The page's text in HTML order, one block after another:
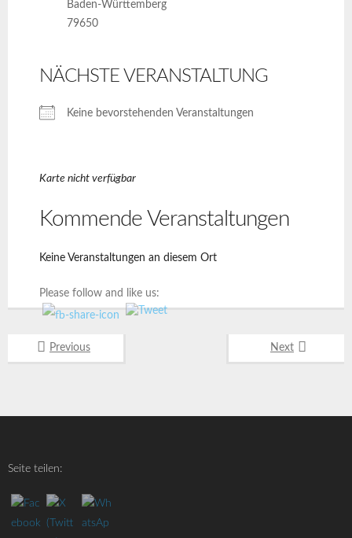
Baden-Württemberg
79650
NÄCHSTE VERANSTALTUNG
Keine bevorstehenden Veranstaltungen
Karte nicht verfügbar
Kommende Veranstaltungen
Keine Veranstaltungen an diesem Ort
Please follow and like us:
Previous Next
Seite teilen: